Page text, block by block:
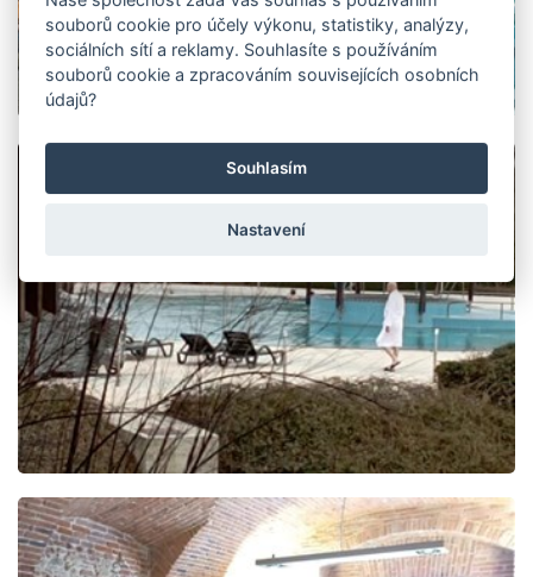
souborů cookie pro účely výkonu, statistiky, analýzy,
sociálních sítí a reklamy. Souhlasíte s používáním
souborů cookie a zpracováním souvisejících osobních
údajů?
Souhlasím
Nastavení